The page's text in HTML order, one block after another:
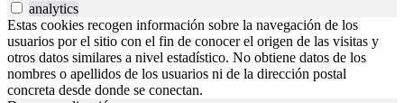
analytics
Estas cookies recogen información sobre la navegación de los
usuarios por el sitio con el fin de conocer el origen de las visitas y
otros datos similares a nivel estadístico. No obtiene datos de los
nombres o apellidos de los usuarios ni de la dirección postal
concreta desde donde se conectan.